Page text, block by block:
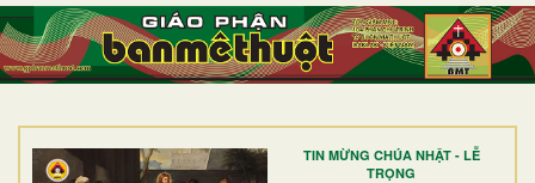
TIN MỪNG CHÚA NHẬT - LỄ
TRỌNG
TRANG NHẤT
GIỚI THIỆU
DÒNG TU